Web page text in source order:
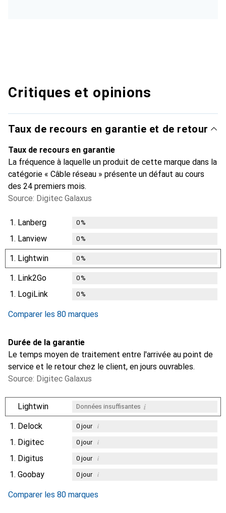
Critiques et opinions
Taux de recours en garantie et de retour
Taux de recours en garantie
La fréquence à laquelle un produit de cette marque dans la
catégorie « Câble réseau » présente un défaut au cours
des 24 premiers mois.
Source: Digitec Galaxus
1. Lanberg 0%
1. Lanview 0%
1. Lightwin 0%
1. Link2Go 0%
1. LogiLink 0%
Comparer les 80 marques
Durée de la garantie
Le temps moyen de traitement entre l'arrivée au point de
service et le retour chez le client, en jours ouvrables.
Source: Digitec Galaxus
Lightwin Données insuffisantes i
1. Delock 0jour i
1. Digitec 0jour i
1. Digitus 0jour i
1. Goobay 0jour i
Comparer les 80 marques